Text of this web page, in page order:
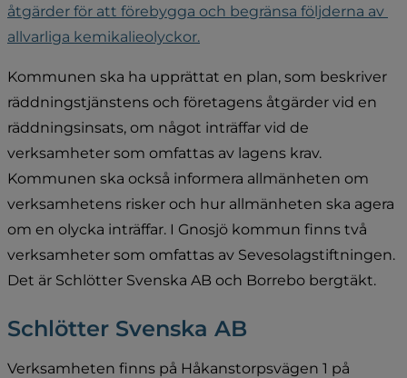
åtgärder för att förebygga och begränsa följderna av
allvarliga kemikalieolyckor.
Kommunen ska ha upprättat en plan, som beskriver
räddningstjänstens och företagens åtgärder vid en
räddningsinsats, om något inträffar vid de
verksamheter som omfattas av lagens krav.
Kommunen ska också informera allmänheten om
verksamhetens risker och hur allmänheten ska agera
om en olycka inträffar. I Gnosjö kommun finns två
verksamheter som omfattas av Sevesolagstiftningen.
Det är Schlötter Svenska AB och Borrebo bergtäkt.
Schlötter Svenska AB
Verksamheten finns på Håkanstorpsvägen 1 på